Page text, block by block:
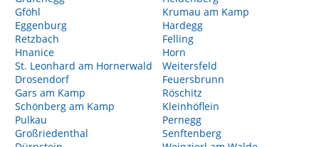
Gföhl
Eggenburg
Retzbach
Hnanice
St. Leonhard am Hornerwald
Drosendorf
Gars am Kamp
Schönberg am Kamp
Pulkau
Großriedenthal
Krumau am Kamp
Hardegg
Felling
Horn
Weitersfeld
Feuersbrunn
Röschitz
Kleinhöflein
Pernegg
Senftenberg